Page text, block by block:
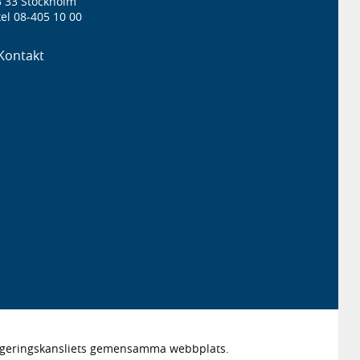
08-405 10 00
gemensamma webbplats.